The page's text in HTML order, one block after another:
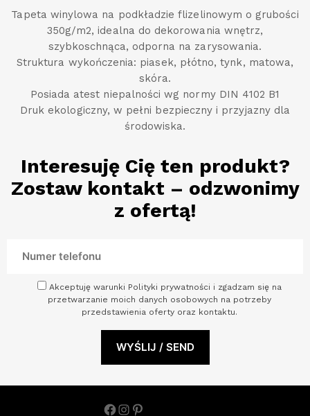
Tapeta winylowa na podkładzie flizelinowym o grubości
350g/m2, idealna do dekorowania wnętrz,
szybkoschnąca, odporna na zarysowania.
Struktura wykończenia: piasek, płótno, tynk, matowa,
skóra.
Posiada atest niepalności wg normy DIN 4102 B1
Druk ekologiczny, w pełni bezpieczny i przyjazny dla
środowiska.
Interesuję Cię ten produkt?
Zostaw kontakt – odzwonimy
z ofertą!
Akceptuję warunki Polityki prywatności i zgadzam się na
przetwarzanie moich danych osobowych na potrzeby
przedstawienia oferty oraz kontaktu.
Facebook Instagram Pinterest